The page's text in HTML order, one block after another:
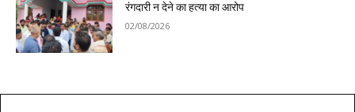
रंगदारी न देने का हत्या का आरोप
02/08/2026